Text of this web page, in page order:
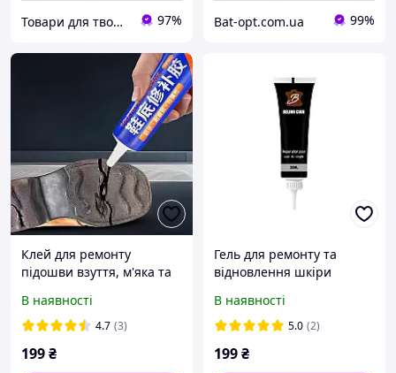
Товари для творчості та скрапбукінгу "Shine art" 97% Bat-opt.com.ua 99%
Клей для ремонту
підошви взуття, м'яка та
адгезив, флакон 60 мл, 1
шт
В наявності
4.7 (3)
199₴
Гель для ремонту та
відновлення шкіри
стільця одягу сумки
рюкзака взуття чорного
В наявності
5.0 (2)
199₴